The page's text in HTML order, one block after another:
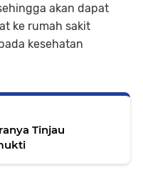
akan dapat
ke rumah sakit
kesehatan
Tinjau